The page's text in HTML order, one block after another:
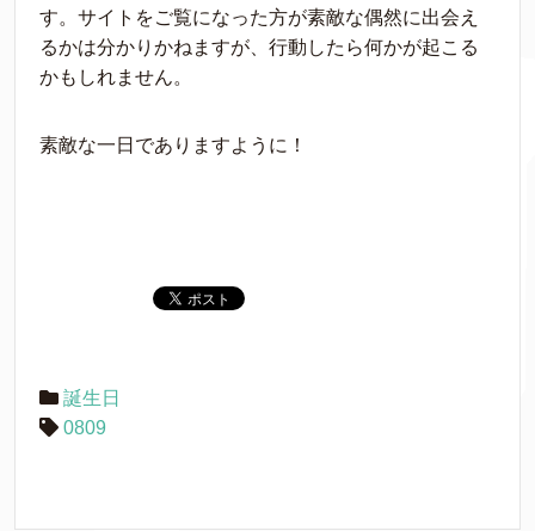
す。サイトをご覧になった方が素敵な偶然に出会え
るかは分かりかねますが、行動したら何かが起こる
かもしれません。
素敵な一日でありますように！
誕生日
0809